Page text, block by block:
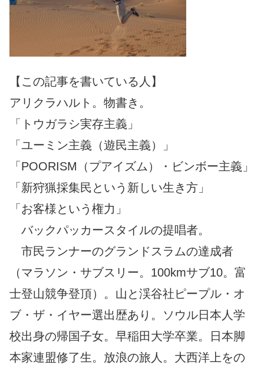
【この記事を書いている人】
アリクラハルト。物書き。
「トウガラシ実存主義」
「ユーミン主義（遊民主義）」
「POORISM（プアイズム）・ビンボー主義」
「新狩猟採集民という新しい生き方」
「お客様という権力」
バックパッカースタイルの提唱者。
市民ランナーのグランドスラムの達成者
（マラソン・サブスリー。100kmサブ10。富
士登山競争登頂）。山と渓谷社ピープル・オ
ブ・ザ・イヤー選出歴あり。ソウル日本人学
校出身の帰国子女。早稲田大学卒業。日本脚
本家連盟修了生。放浪の旅人。大西洋上をの